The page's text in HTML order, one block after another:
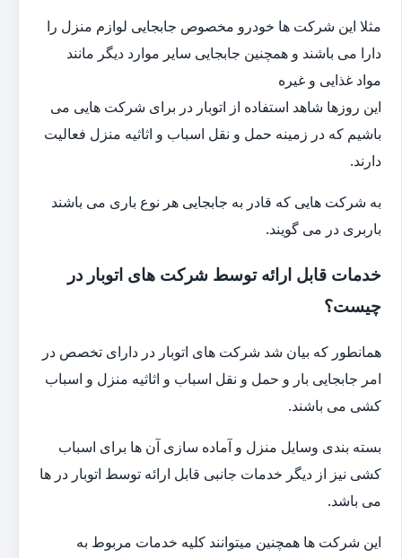
مثلا این شرکت ها خودرو مخصوص جابجایی لوازم منزل را
دارا می باشند و همچنین جابجایی سایر موارد دیگر مانند
مواد غذایی و غیره
این روزها شاهد استفاده از اتوبار در برای شرکت هایی می
باشیم که در زمینه حمل و نقل اسباب و اثاثیه منزل فعالیت
دارند.
به شرکت هایی که قادر به جابجایی هر نوع باری می باشند
باربری در می گویند.
خدمات قابل ارائه توسط شرکت های اتوبار در
چیست؟
همانطور که بیان شد شرکت های اتوبار در دارای تخصص در
امر جابجایی بار و حمل و نقل اسباب و اثاثیه منزل و اسباب
کشی می باشند.
بسته بندی وسایل منزل و آماده سازی آن ها برای اسباب
کشی نیز از دیگر خدمات جانبی قابل ارائه توسط اتوبار در ها
می باشد.
این شرکت ها همچنین میتوانند کلیه خدمات مربوط به